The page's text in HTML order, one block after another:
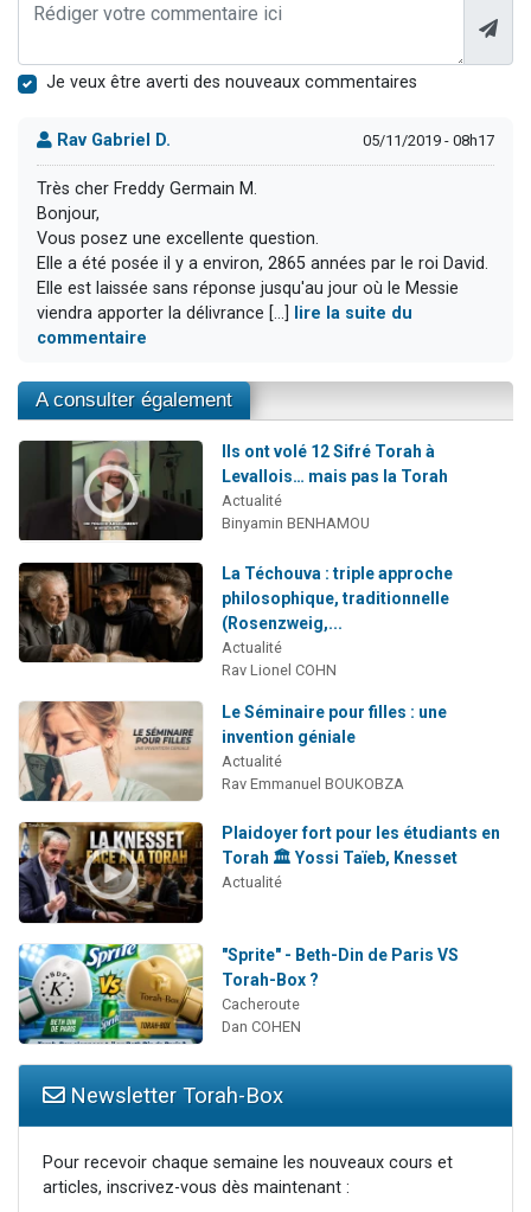
Je veux être averti des nouveaux commentaires
Rav Gabriel D. 05/11/2019 - 08h17
Très cher Freddy Germain M.
Bonjour,
Vous posez une excellente question.
Elle a été posée il y a environ, 2865 années par le roi David.
Elle est laissée sans réponse jusqu'au jour où le Messie
viendra apporter la délivrance [...] lire la suite du
commentaire
A consulter également
Ils ont volé 12 Sifré Torah à
Levallois… mais pas la Torah
Actualité
Binyamin BENHAMOU
La Téchouva : triple approche
philosophique, traditionnelle
(Rosenzweig,...
Actualité
Rav Lionel COHN
Le Séminaire pour filles : une
invention géniale
Actualité
Rav Emmanuel BOUKOBZA
Plaidoyer fort pour les étudiants en
Torah 🏛️ Yossi Taïeb, Knesset
Actualité
"Sprite" - Beth-Din de Paris VS
Torah-Box ?
Cacheroute
Dan COHEN
Newsletter Torah-Box
Pour recevoir chaque semaine les nouveaux cours et
articles, inscrivez-vous dès maintenant :